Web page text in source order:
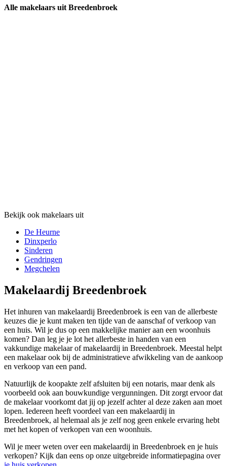
Alle makelaars uit Breedenbroek
Bekijk ook makelaars uit
De Heurne
Dinxperlo
Sinderen
Gendringen
Megchelen
Makelaardij Breedenbroek
Het inhuren van makelaardij Breedenbroek is een van de allerbeste
keuzes die je kunt maken ten tijde van de aanschaf of verkoop van
een huis. Wil je dus op een makkelijke manier aan een woonhuis
komen? Dan leg je je lot het allerbeste in handen van een
vakkundige makelaar of makelaardij in Breedenbroek. Meestal helpt
een makelaar ook bij de administratieve afwikkeling van de aankoop
en verkoop van een pand.
Natuurlijk de koopakte zelf afsluiten bij een notaris, maar denk als
voorbeeld ook aan bouwkundige vergunningen. Dit zorgt ervoor dat
de makelaar voorkomt dat jij op jezelf achter al deze zaken aan moet
lopen. Iedereen heeft voordeel van een makelaardij in
Breedenbroek, al helemaal als je zelf nog geen enkele ervaring hebt
met het kopen of verkopen van een woonhuis.
Wil je meer weten over een makelaardij in Breedenbroek en je huis
verkopen? Kijk dan eens op onze uitgebreide informatiepagina over